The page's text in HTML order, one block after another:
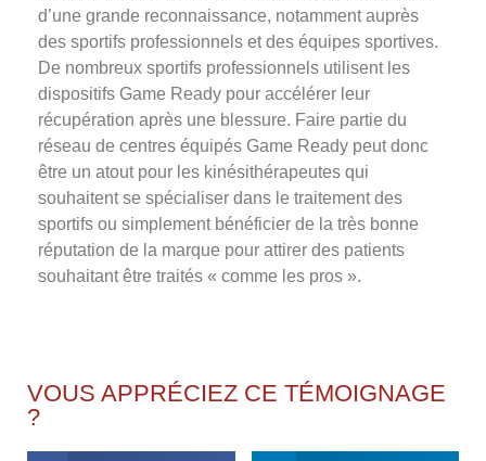
d’une grande reconnaissance, notamment auprès
des sportifs professionnels et des équipes sportives.
De nombreux sportifs professionnels utilisent les
dispositifs Game Ready pour accélérer leur
récupération après une blessure. Faire partie du
réseau de centres équipés Game Ready peut donc
être un atout pour les kinésithérapeutes qui
souhaitent se spécialiser dans le traitement des
sportifs ou simplement bénéficier de la très bonne
réputation de la marque pour attirer des patients
souhaitant être traités « comme les pros ».
VOUS APPRÉCIEZ CE TÉMOIGNAGE
?